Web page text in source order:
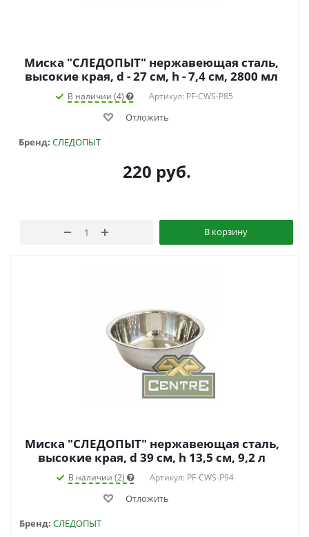
Миска "СЛЕДОПЫТ" нержавеющая сталь,
высокие края, d - 27 см, h - 7,4 см, 2800 мл
В наличии (4) Артикул: PF-CWS-P85
Отложить
Бренд: СЛЕДОПЫТ
220 руб.
В корзину
Миска "СЛЕДОПЫТ" нержавеющая сталь,
высокие края, d 39 см, h 13,5 см, 9,2 л
В наличии (2) Артикул: PF-CWS-P94
Отложить
Бренд: СЛЕДОПЫТ